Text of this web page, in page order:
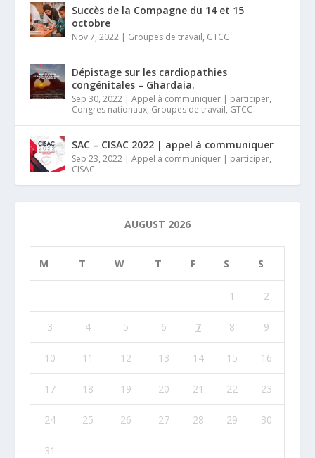
Succès de la Compagne du 14 et 15
octobre
Nov 7, 2022 | Groupes de travail, GTCC
Dépistage sur les cardiopathies
congénitales – Ghardaia.
Sep 30, 2022 |Appel à communiquer | participer,
Congres nationaux, Groupes de travail, GTCC
SAC – CISAC 2022 | appel à communiquer
Sep 23, 2022 |Appel à communiquer | participer,
CISAC
AUGUST 2026
M T W T F S S
1 2
3 4 5 6 7 8 9
10 11 12 13 14 15 16
17 18 19 20 21 22 23
24 25 26 27 28 29 30
31